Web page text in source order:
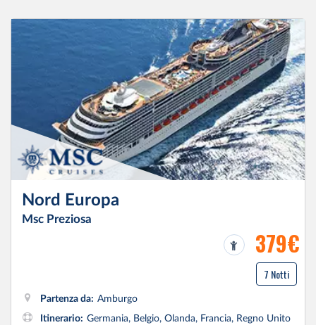
Nord Europa
Msc Preziosa
379€
7 Notti
Partenza da: Amburgo
Itinerario: Germania, Belgio, Olanda, Francia, Regno Unito